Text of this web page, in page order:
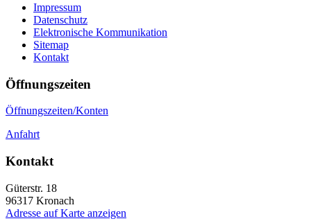
Impressum
Datenschutz
Elektronische Kommunikation
Sitemap
Kontakt
Öffnungszeiten
Öffnungszeiten/Konten
Anfahrt
Kontakt
Güterstr. 18
96317 Kronach
Adresse auf Karte anzeigen